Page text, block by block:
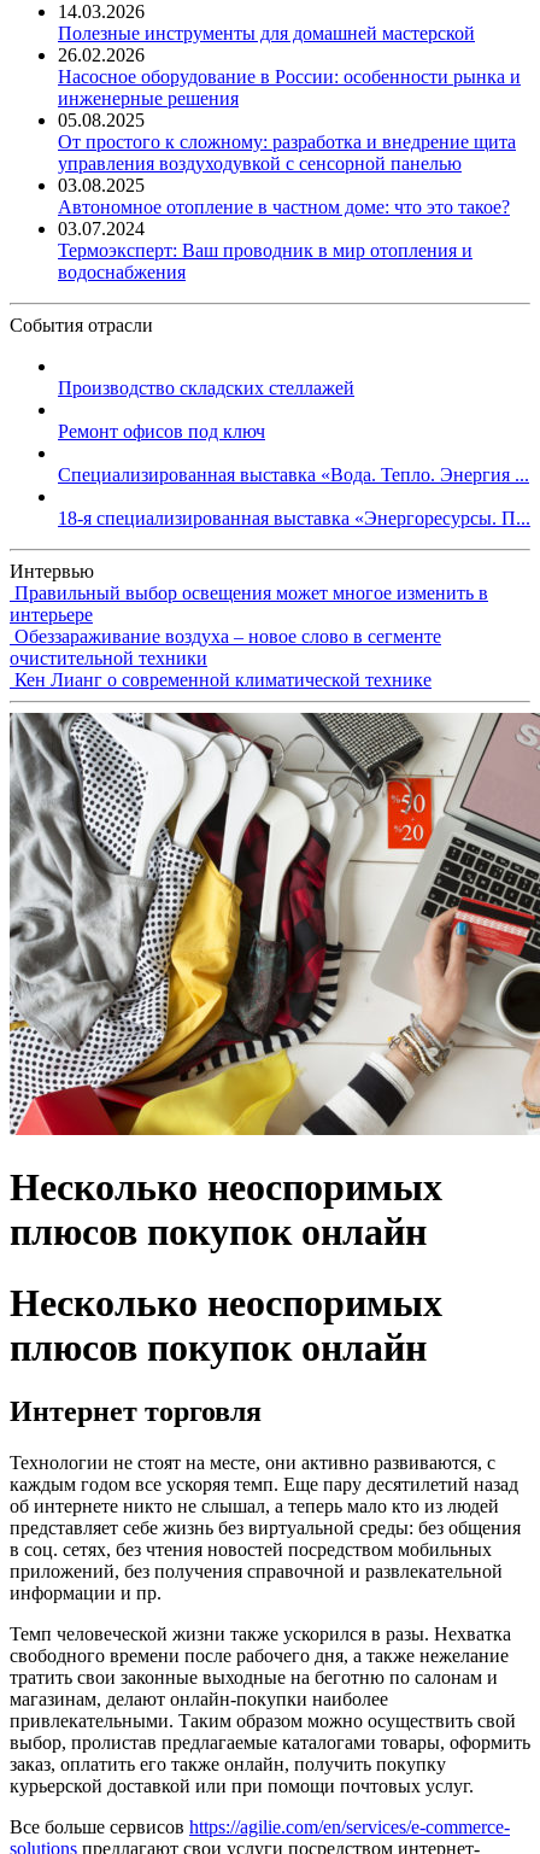
14.03.2026
Полезные инструменты для домашней мастерской
26.02.2026
Насосное оборудование в России: особенности рынка и
инженерные решения
05.08.2025
От простого к сложному: разработка и внедрение щита
управления воздуходувкой с сенсорной панелью
03.08.2025
Автономное отопление в частном доме: что это такое?
03.07.2024
Термоэксперт: Ваш проводник в мир отопления и
водоснабжения
События отрасли
Производство складских стеллажей
Ремонт офисов под ключ
Специализированная выставка «Вода. Тепло. Энергия ...
18-я специализированная выставка «Энергоресурсы. П...
Интервью
Правильный выбор освещения может многое изменить в
интерьере
Обеззараживание воздуха – новое слово в сегменте
очистительной техники
Кен Лианг о современной климатической технике
Несколько неоспоримых
плюсов покупок онлайн
Несколько неоспоримых
плюсов покупок онлайн
Интернет торговля
Технологии не стоят на месте, они активно развиваются, с
каждым годом все ускоряя темп. Еще пару десятилетий назад
об интернете никто не слышал, а теперь мало кто из людей
представляет себе жизнь без виртуальной среды: без общения
в соц. сетях, без чтения новостей посредством мобильных
приложений, без получения справочной и развлекательной
информации и пр.
Темп человеческой жизни также ускорился в разы. Нехватка
свободного времени после рабочего дня, а также нежелание
тратить свои законные выходные на беготню по салонам и
магазинам, делают онлайн-покупки наиболее
привлекательными. Таким образом можно осуществить свой
выбор, пролистав предлагаемые каталогами товары, оформить
заказ, оплатить его также онлайн, получить покупку
курьерской доставкой или при помощи почтовых услуг.
Все больше сервисов https://agilie.com/en/services/e-commerce-
solutions предлагают свои услуги посредством интернет-